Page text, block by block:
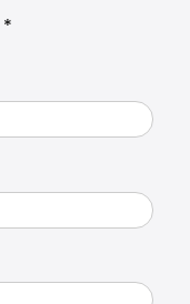
*